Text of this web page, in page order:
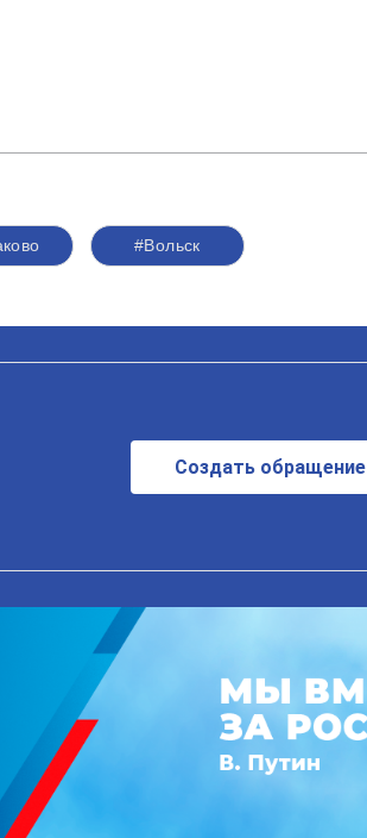
#Вольск
Создать обращение